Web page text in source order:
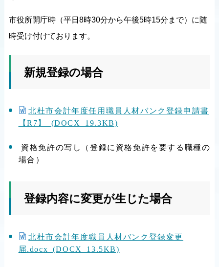
市役所開庁時（平日8時30分から午後5時15分まで）に随
時受け付けております。
新規登録の場合
北杜市会計年度任用職員人材バンク登録申請書
【R7】 (DOCX 19.3KB)
資格免許の写し（登録に資格免許を要する職種の
場合）
登録内容に変更が生じた場合
北杜市会計年度職員人材バンク登録変更
届.docx (DOCX 13.5KB)